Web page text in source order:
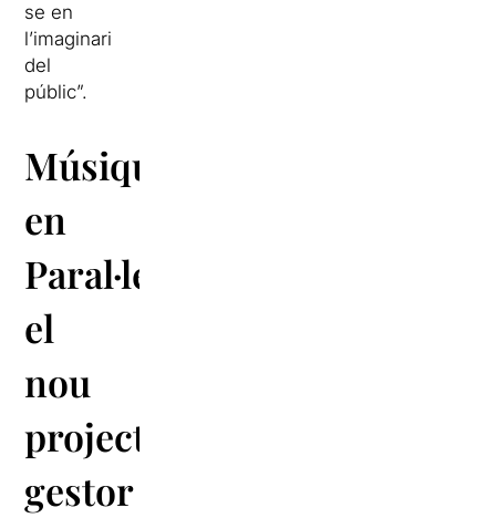
se en
l’imaginari
del
públic”.
Músiques
en
Paral·lel,
el
nou
projecte
gestor